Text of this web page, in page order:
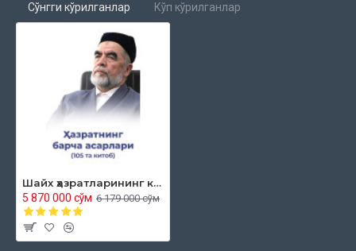
76.«Соф табиат дини»
«Нақшбандия: вазифалар, зикрлар»
«Усулул фиқх»
«Қуръон илмлари»
81.«Ислом шариатида мерос илми»
82. «Мусталаҳул ҳадис»
Сўнгги кўрилганлар Кўп кўрилганлар
Шайх ҳазратларининг китоблари (105 та китоб)
5 870 000 сўм 6 179 000 сўм